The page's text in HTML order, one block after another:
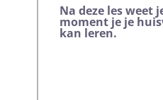
Na deze lesweet
moment je je
kan leren.